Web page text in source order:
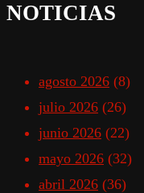
NOTICIAS
agosto 2026 (8)
julio 2026 (26)
junio 2026 (22)
mayo 2026 (32)
abril 2026 (36)